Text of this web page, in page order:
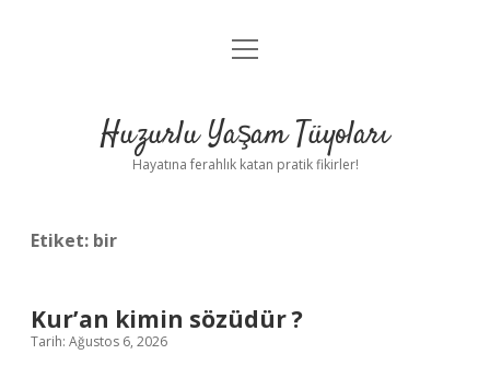
Anasayfa
Yasal Uyarı
menüyü
Huzurlu Yaşam Tüyoları
Hayatına ferahlık katan pratik fikirler!
Etiket: bir
Kur’an kimin sözüdür ?
Tarih: Ağustos 6, 2026